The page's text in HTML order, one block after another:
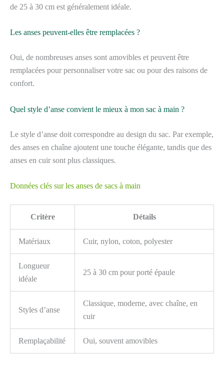
de 25 à 30 cm est généralement idéale.
Les anses peuvent-elles être remplacées ?
Oui, de nombreuses anses sont amovibles et peuvent être
remplacées pour personnaliser votre sac ou pour des raisons de
confort.
Quel style d’anse convient le mieux à mon sac à main ?
Le style d’anse doit correspondre au design du sac. Par exemple,
des anses en chaîne ajoutent une touche élégante, tandis que des
anses en cuir sont plus classiques.
Données clés sur les anses de sacs à main
Critère Détails
Matériaux Cuir, nylon, coton, polyester
Longueur
idéale
25 à 30 cm pour porté épaule
Styles d’anse
Classique, moderne, avec chaîne, en
cuir
Remplaçabilité Oui, souvent amovibles